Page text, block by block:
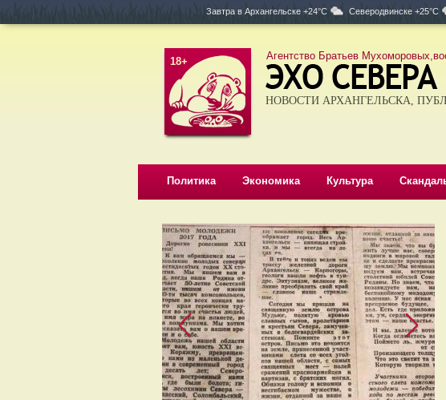
Завтра в Архангельске +24°C Северодвинске +25°C
18+ Агентство Братьев
НОВОСТИ АРХАНГЕЛЬСКА,
Политика Экономика Культура